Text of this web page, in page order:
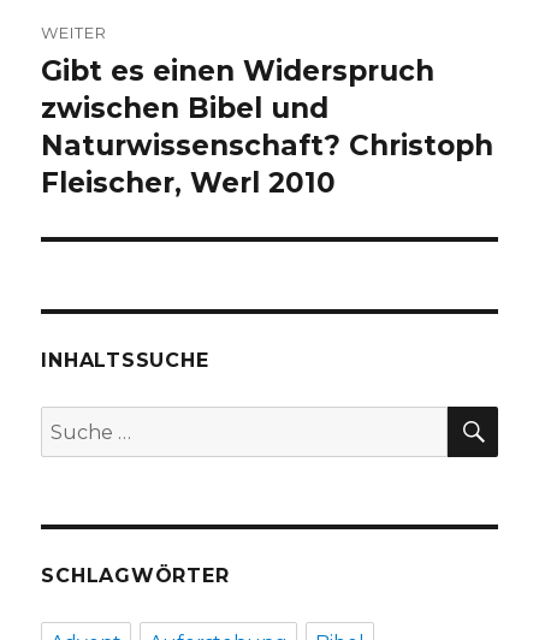
WEITER
Nächster
Beitrag:
Gibt es einen Widerspruch
zwischen Bibel und
Naturwissenschaft? Christoph
Fleischer, Werl 2010
INHALTSSUCHE
Suche
nach:
SCHLAGWÖRTER